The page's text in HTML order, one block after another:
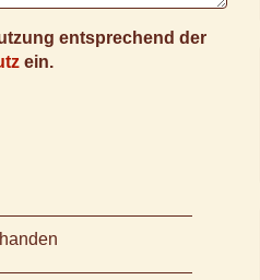
entsprechend der
ein.